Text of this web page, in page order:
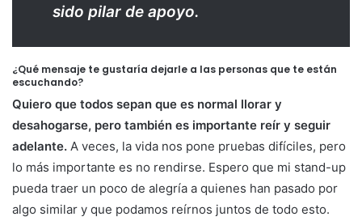
sido pilar de apoyo.
¿Qué mensaje te gustaría dejarle a las personas que te están
escuchando?
Quiero que todos sepan que es normal llorar y
desahogarse, pero también es importante reír y seguir
adelante. A veces, la vida nos pone pruebas difíciles, pero
lo más importante es no rendirse. Espero que mi stand-up
pueda traer un poco de alegría a quienes han pasado por
algo similar y que podamos reírnos juntos de todo esto.